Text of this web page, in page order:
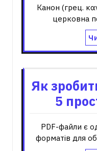
Канон (грец.
церковна
Як
5
PDF-файли є
форматів для